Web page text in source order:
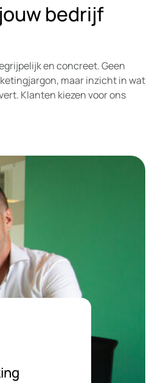
bedrijf
en concreet. Geen
maar inzicht in wat
Klanten kiezen voor ons